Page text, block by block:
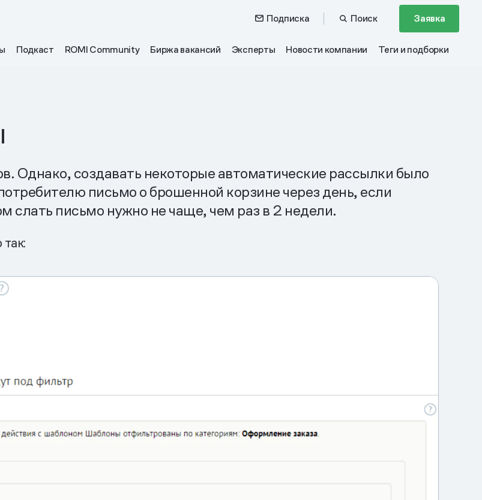
Подписка Поиск Заявка
Подкаст ROMI Community Биржа вакансий Эксперты Новости компании Теги и подборки
Однако, создавать некоторые автоматические рассылки было
письмо о брошенной корзине через день, если
слать письмо нужно не чаще, чем раз в 2 недели.